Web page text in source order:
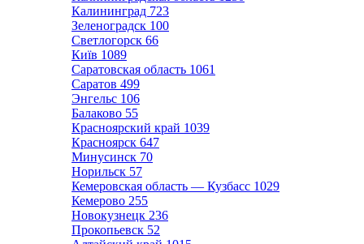
Калининград 723
Зеленоградск 100
Светлогорск 66
Київ 1089
Саратовская область 1061
Саратов 499
Энгельс 106
Балаково 55
Красноярский край 1039
Красноярск 647
Минусинск 70
Норильск 57
Кемеровская область — Кузбасс 1029
Кемерово 255
Новокузнецк 236
Прокопьевск 52